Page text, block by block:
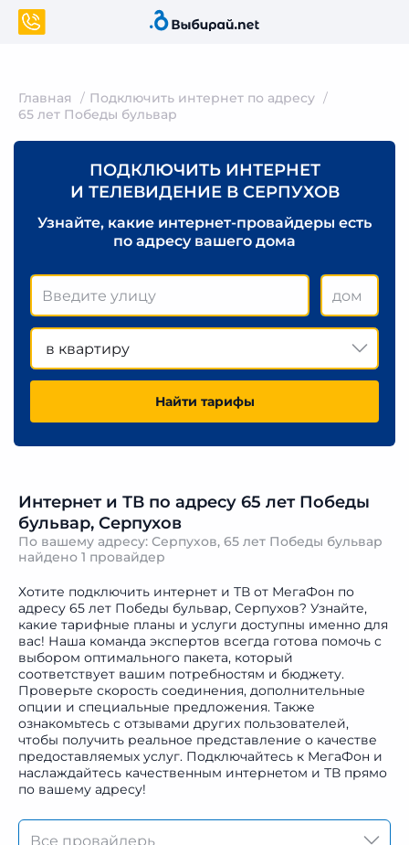
Главная
Подключить интернет по адресу
65 лет Победы бульвар
ПОДКЛЮЧИТЬ ИНТЕРНЕТ
И ТЕЛЕВИДЕНИЕ В СЕРПУХОВ
Узнайте, какие интернет-провайдеры есть
по адресу вашего дома
в квартиру
Найти тарифы
Интернет и ТВ по адресу 65 лет Победы
бульвар, Серпухов
По вашему адресу: Серпухов, 65 лет Победы бульвар
найдено 1 провайдер
Хотите подключить интернет и ТВ от МегаФон по
адресу 65 лет Победы бульвар, Серпухов? Узнайте,
какие тарифные планы и услуги доступны именно для
вас! Наша команда экспертов всегда готова помочь с
выбором оптимального пакета, который
соответствует вашим потребностям и бюджету.
Проверьте скорость соединения, дополнительные
опции и специальные предложения. Также
ознакомьтесь с отзывами других пользователей,
чтобы получить реальное представление о качестве
предоставляемых услуг. Подключайтесь к МегаФон и
наслаждайтесь качественным интернетом и ТВ прямо
по вашему адресу!